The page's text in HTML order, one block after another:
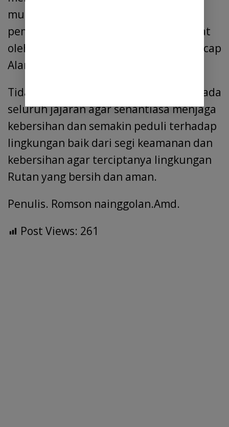
mungkin terjadi apabila saluran
pembuangan air di Rutan ini tersumbat
oleh endapan lumpur atau sampah,” ucap
Alanta.
Tidak lupa juga Karutan berpesan kepada
seluruh jajaran agar senantiasa menjaga
kebersihan dan semakin peduli terhadap
lingkungan baik dari segi keamanan dan
kebersihan agar terciptanya lingkungan
Rutan yang bersih dan aman.
Penulis. Romson nainggolan.Amd.
Post Views: 261